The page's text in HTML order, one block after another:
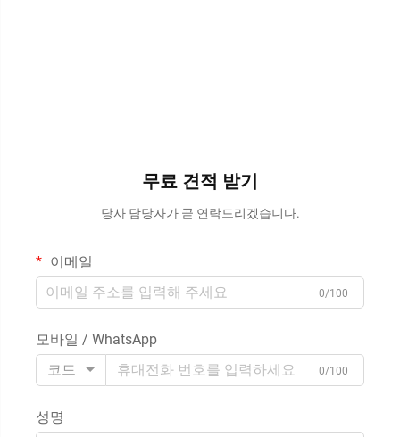
무료 견적 받기
당사 담당자가 곧 연락드리겠습니다.
이메일
0/100
모바일 / WhatsApp
코드
0/100
성명